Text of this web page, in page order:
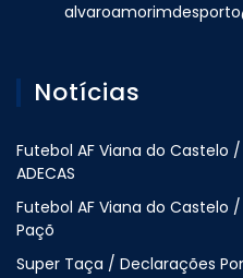
Notícias
Futebol AF Viana do Castelo
ADECAS
Futebol AF Viana do Castelo
Paçõ
Super Taça / Declarações